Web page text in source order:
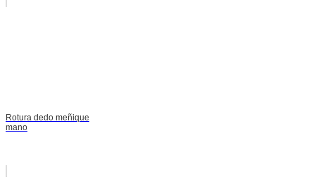
Rotura dedo meñique
mano